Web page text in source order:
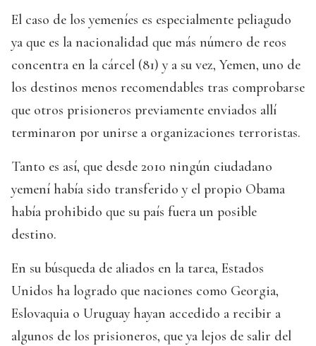
El caso de los yemeníes es especialmente peliagudo
ya que es la nacionalidad que más número de reos
concentra en la cárcel (81) y a su vez, Yemen, uno de
los destinos menos recomendables tras comprobarse
que otros prisioneros previamente enviados allí
terminaron por unirse a organizaciones terroristas.
Tanto es así, que desde 2010 ningún ciudadano
yemení había sido transferido y el propio Obama
había prohibido que su país fuera un posible
destino.
En su búsqueda de aliados en la tarea, Estados
Unidos ha logrado que naciones como Georgia,
Eslovaquia o Uruguay hayan accedido a recibir a
algunos de los prisioneros, que ya lejos de salir del